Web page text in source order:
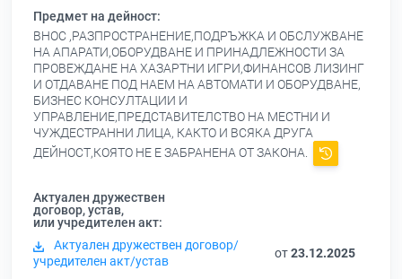
Предмет на дейност:
ВНОС ,РАЗПРОСТРАНЕНИЕ,ПОДРЪЖКА И ОБСЛУЖВАНЕ
НА АПАРАТИ,ОБОРУДВАНЕ И ПРИНАДЛЕЖНОСТИ ЗА
ПРОВЕЖДАНЕ НА ХАЗАРТНИ ИГРИ,ФИНАНСОВ ЛИЗИНГ
И ОТДАВАНЕ ПОД НАЕМ НА АВТОМАТИ И ОБОРУДВАНЕ,
БИЗНЕС КОНСУЛТАЦИИ И
УПРАВЛЕНИЕ,ПРЕДСТАВИТЕЛСТВО НА МЕСТНИ И
ЧУЖДЕСТРАННИ ЛИЦА, КАКТО И ВСЯКА ДРУГА
ДЕЙНОСТ,КОЯТО НЕ Е ЗАБРАНЕНА ОТ ЗАКОНА.
Актуален дружествен
договор, устав,
или учредителен акт:
Актуален дружествен договор/
учредителен акт/устав
от23.12.2025